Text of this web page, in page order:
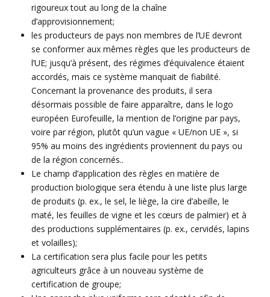
rigoureux tout au long de la chaîne
d’approvisionnement;
les producteurs de pays non membres de l’UE devront
se conformer aux mêmes règles que les producteurs de
l’UE; jusqu’à présent, des régimes d’équivalence étaient
accordés, mais ce système manquait de fiabilité.
Concernant la provenance des produits, il sera
désormais possible de faire apparaître, dans le logo
européen Eurofeuille, la mention de l’origine par pays,
voire par région, plutôt qu’un vague « UE/non UE », si
95% au moins des ingrédients proviennent du pays ou
de la région concernés..
Le champ d’application des règles en matière de
production biologique sera étendu à une liste plus large
de produits (p. ex., le sel, le liège, la cire d’abeille, le
maté, les feuilles de vigne et les cœurs de palmier) et à
des productions supplémentaires (p. ex., cervidés, lapins
et volailles);
La certification sera plus facile pour les petits
agriculteurs grâce à un nouveau système de
certification de groupe;